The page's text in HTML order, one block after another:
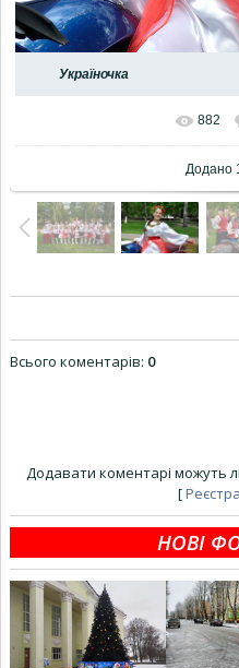
Україночка
882
Додано
Всього коментарів: 0
Додавати коментарі можуть
[
НОВІ